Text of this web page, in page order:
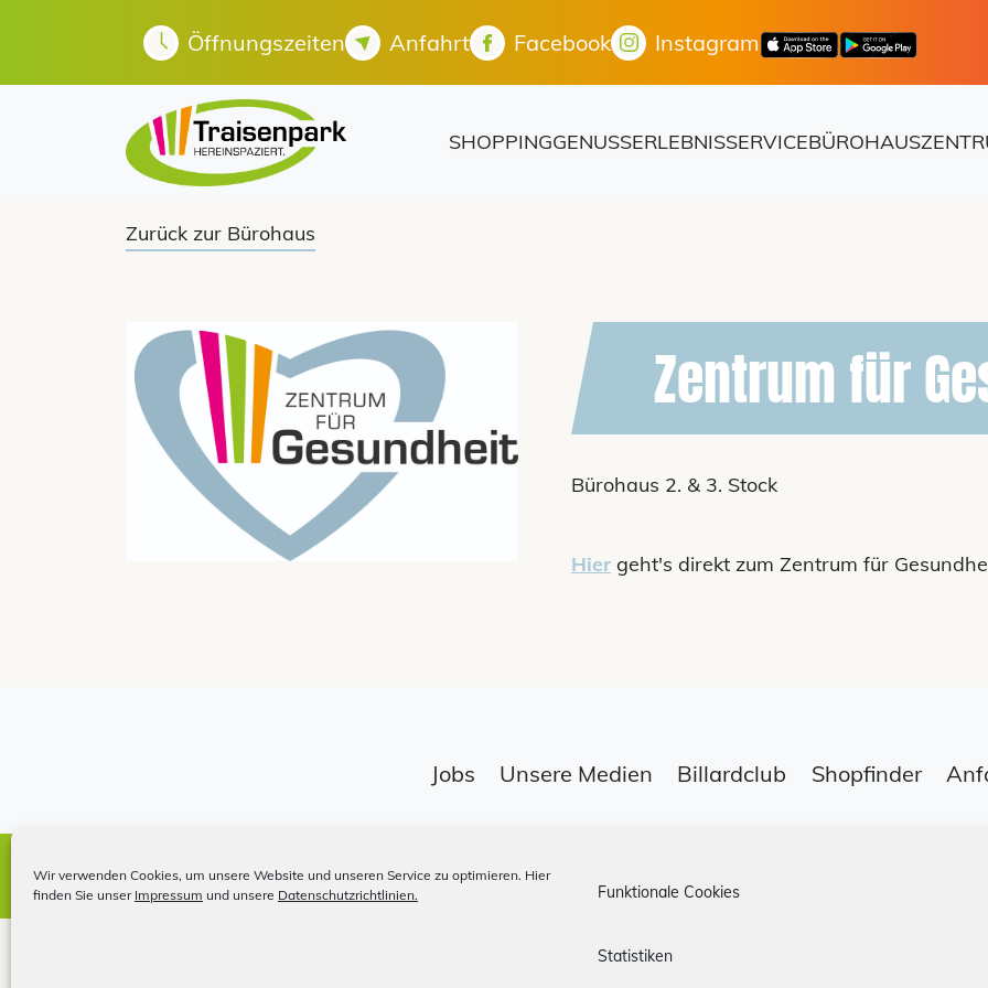
Wir verwenden Cookies, um unsere Website und unseren Service zu optimieren. Hier
finden Sie unser Impressum und unsere Datenschutzrichtlinien. Funktionale Cookies
Statistiken
Öffnungszeiten Anfahrt Facebook Instagram
SHOPPINGGENUSSERLEBNISSERVICEBÜROHAUS
Zurück zur Bürohaus
Zentrum für
Bürohaus 2. & 3. Stock
Hier geht's direkt zum Zentrum für
Jobs Unsere Medien Billardclub Shopfinder
Impressum Datenschutz